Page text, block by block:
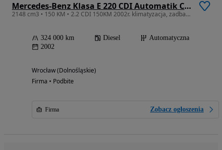
Mercedes-Benz Klasa E 220 CDI Automatik Classic
2148 cm3 • 150 KM • 2.2 CDI 150KM 2002r. klimatyzacja, zadbany, automat
324 000 km Diesel
Automatyczna
2002
Wrocław (Dolnośląskie)
Firma • Podbite
Firma Zobacz ogłoszenia